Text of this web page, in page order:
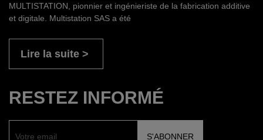
MULTISTATION, pionnier et ingénieriste de la fabrication additive
et digitale. Multistation SAS a été
Lire la suite
RESTEZ INFORMÉ